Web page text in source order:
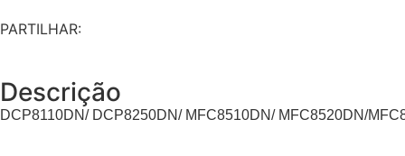
PARTILHAR:
Descrição
DCP8110DN/ DCP8250DN/ MFC8510DN/ MFC8520DN/